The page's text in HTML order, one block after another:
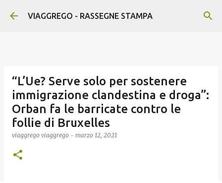
Passa ai contenuti principali
VIAGGREGO - RASSEGNE STAMPA
“L’Ue? Serve solo per sostenere
immigrazione clandestina e droga”:
Orban fa le barricate contro le
follie di Bruxelles
viaggrego viaggrego - marzo 12, 2021